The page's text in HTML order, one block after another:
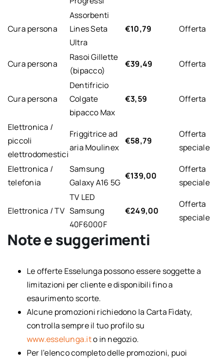
Cura persona
Assorbenti
Lines Seta
Ultra
€10,79 Offerta
Cura persona
Rasoi Gillette
(bipacco)
€39,49 Offerta
Cura persona
Dentifricio
Colgate
bipacco Max
€3,59 Offerta
Elettronica /
piccoli
elettrodomestici
Friggitrice ad
aria Moulinex
€58,79
Offerta
speciale
Elettronica /
telefonia
Samsung
Galaxy A16 5G
€139,00
Offerta
speciale
Elettronica / TV
TV LED
Samsung
40F6000F
€249,00
Offerta
speciale
Note e suggerimenti
Le offerte Esselunga possono essere soggette a
limitazioni per cliente e disponibili fino a
esaurimento scorte.
Alcune promozioni richiedono la Carta Fìdaty,
controlla sempre il tuo profilo su
www.esselunga.ito in negozio.
Per l’elenco completo delle promozioni, puoi